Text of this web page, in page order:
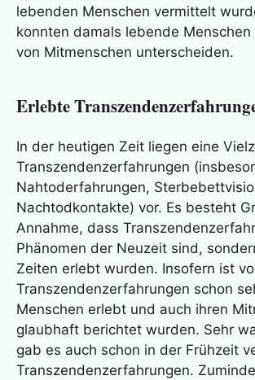
lebenden Menschen vermittelt
konnten damals lebende Menschen
von Mitmenschen unterscheiden.
Erlebte
In der heutigen Zeit liegen eine
Transzendenzerfahrungen
Nahtoderfahrungen,
Nachtodkontakte) vor. Es besteht
Annahme, dass
Phänomen der Neuzeit sind,
Zeiten erlebt wurden. Insofern ist
Transzendenzerfahrungen schon
Menschen erlebt und auch ihren
glaubhaft berichtet wurden. Sehr
gab es auch schon in der Frühzeit
Transzendenzerfahrungen.